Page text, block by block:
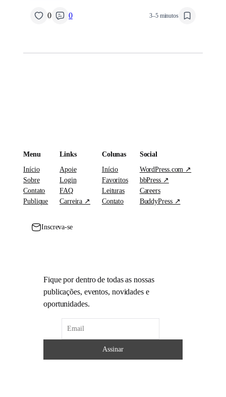
0 0 3–5 minutos
Menu
Início
Sobre
Contato
Publique
Links
Apoie
Login
FAQ
Carreira ↗
Colunas
Início
Favoritos
Leituras
Contato
Social
WordPress.com ↗
bbPress ↗
Careers
BuddyPress ↗
Inscreva-se
Fique por dentro de todas as nossas
publicações, eventos, novidades e
oportunidades.